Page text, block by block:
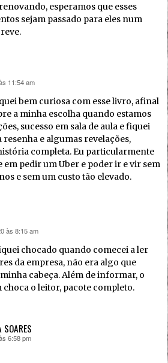
esperamos que esses
sejam passado para eles num
11:54 am
bem curiosa com esse livro, afinal
a minha escolha quando estamos
sucesso em sala de aula e fiquei
resenha e algumas revelações,
completa. Eu particularmente
em pedir um Uber e poder ir e vir sem
e sem um custo tão elevado.
às 8:15 am
chocado quando comecei a ler
da empresa, não era algo que
cabeça. Além de informar, o
o leitor, pacote completo.
SOARES
6:58 pm